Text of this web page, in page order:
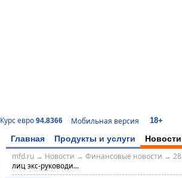
Курс евро 94.8366 Мобильная версия 18+
Главная Продукты и услуги Новости
mfd.ru→ Новости → Финансовые новости →
лиц экс-руководи...